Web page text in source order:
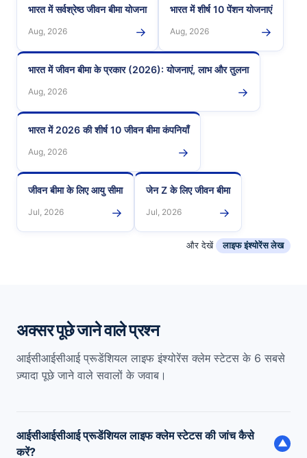
भारत में सर्वश्रेष्ठ जीवन बीमा योजना
Aug, 2026 →
भारत में शीर्ष 10 पेंशन योजनाएं
Aug, 2026 →
भारत में जीवन बीमा के प्रकार (2026): योजनाएं, लाभ और तुलना
Aug, 2026 →
भारत में 2026 की शीर्ष 10 जीवन बीमा कंपनियाँ
Aug, 2026 →
जीवन बीमा के लिए आयु सीमा
Jul, 2026 →
जेन Z के लिए जीवन बीमा
Jul, 2026 →
और देखें लाइफ इंश्योरेंस लेख
अक्सर पूछे जाने वाले प्रश्न
आईसीआईसीआई प्रूडेंशियल लाइफ इंश्योरेंस क्लेम स्टेटस के 6 सबसे
ज़्यादा पूछे जाने वाले सवालों के जवाब।
आईसीआईसीआई प्रूडेंशियल लाइफ क्लेम स्टेटस की जांच कैसे
करें?
▼